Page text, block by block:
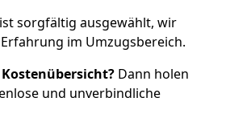
ist sorgfältig ausgewählt, wir
im Umzugsbereich.
Kostenübersicht? Dann holen
und unverbindliche